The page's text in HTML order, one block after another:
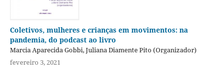
Coletivos, mulheres e crianças em movimentos: na
pandemia, do podcast ao livro
Marcia Aparecida Gobbi, Juliana Diamente Pito (Organizador)
fevereiro 3, 2021